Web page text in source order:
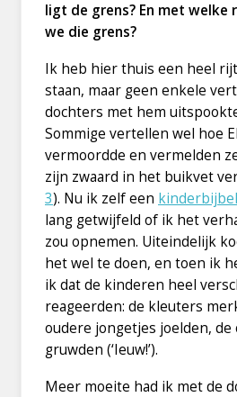
ligt de grens? En met welke
we die grens?
Ik heb hier thuis een heel
staan, maar geen enkele
dochters met hem
Sommige vertellen wel hoe
vermoordde en vermelden
zijn zwaard in het buikvet
3). Nu ik zelf een kinderbijbel
lang getwijfeld of ik het
zou opnemen. Uiteindelijk
het wel te doen, en toen ik
ik dat de kinderen heel
reageerden: de kleuters
oudere jongetjes joelden, de
gruwden (‘Ieuw!’).
Meer moeite had ik met de